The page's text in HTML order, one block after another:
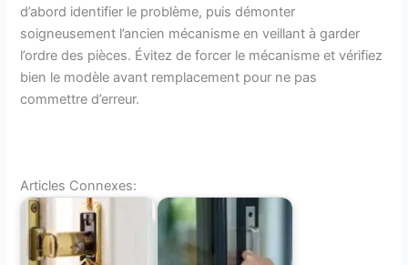
d’abord identifier le problème, puis démonter
soigneusement l’ancien mécanisme en veillant à garder
l’ordre des pièces. Évitez de forcer le mécanisme et vérifiez
bien le modèle avant remplacement pour ne pas
commettre d’erreur.
Articles Connexes: